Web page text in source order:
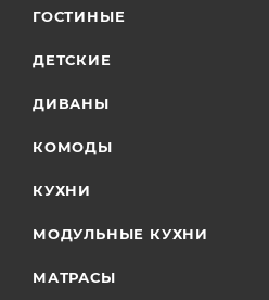
ГОСТИНЫЕ
ДЕТСКИЕ
ДИВАНЫ
КОМОДЫ
КУХНИ
МОДУЛЬНЫЕ КУХНИ
МАТРАСЫ